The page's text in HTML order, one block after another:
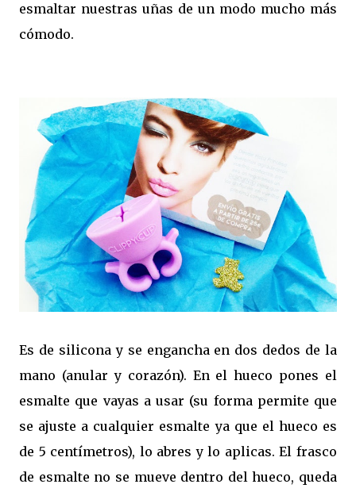
esmaltar nuestras uñas de un modo mucho más
cómodo.
Es de silicona y se engancha en dos dedos de la
mano (anular y corazón). En el hueco pones el
esmalte que vayas a usar (su forma permite que
se ajuste a cualquier esmalte ya que el hueco es
de 5 centímetros), lo abres y lo aplicas. El frasco
de esmalte no se mueve dentro del hueco, queda